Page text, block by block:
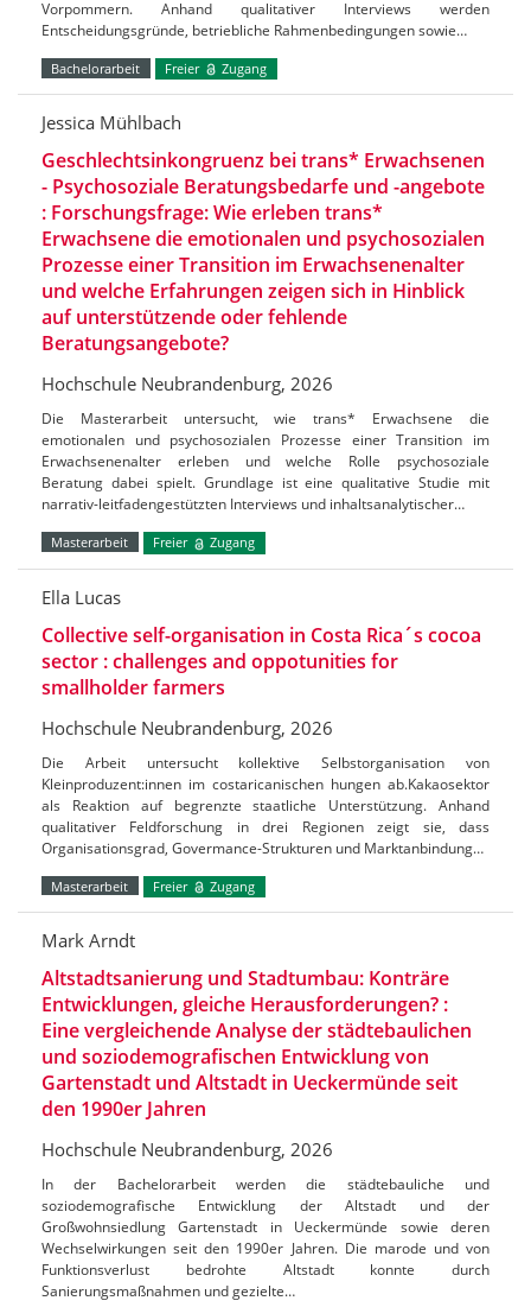
Vorpommern. Anhand qualitativer Interviews werden
Entscheidungsgründe, betriebliche Rahmenbedingungen sowie…
Bachelorarbeit Freier Zugang
Jessica Mühlbach
Geschlechtsinkongruenz bei trans* Erwachsenen
- Psychosoziale Beratungsbedarfe und -angebote
: Forschungsfrage: Wie erleben trans*
Erwachsene die emotionalen und psychosozialen
Prozesse einer Transition im Erwachsenenalter
und welche Erfahrungen zeigen sich in Hinblick
auf unterstützende oder fehlende
Beratungsangebote?
Hochschule Neubrandenburg, 2026
Die Masterarbeit untersucht, wie trans* Erwachsene die
emotionalen und psychosozialen Prozesse einer Transition im
Erwachsenenalter erleben und welche Rolle psychosoziale
Beratung dabei spielt. Grundlage ist eine qualitative Studie mit
narrativ-leitfadengestützten Interviews und inhaltsanalytischer…
Masterarbeit Freier Zugang
Ella Lucas
Collective self-organisation in Costa Rica´s cocoa
sector : challenges and oppotunities for
smallholder farmers
Hochschule Neubrandenburg, 2026
Die Arbeit untersucht kollektive Selbstorganisation von
Kleinproduzent:innen im costaricanischen hungen ab.Kakaosektor
als Reaktion auf begrenzte staatliche Unterstützung. Anhand
qualitativer Feldforschung in drei Regionen zeigt sie, dass
Organisationsgrad, Govermance-Strukturen und Marktanbindung…
Masterarbeit Freier Zugang
Mark Arndt
Altstadtsanierung und Stadtumbau: Konträre
Entwicklungen, gleiche Herausforderungen? :
Eine vergleichende Analyse der städtebaulichen
und soziodemografischen Entwicklung von
Gartenstadt und Altstadt in Ueckermünde seit
den 1990er Jahren
Hochschule Neubrandenburg, 2026
In der Bachelorarbeit werden die städtebauliche und
soziodemografische Entwicklung der Altstadt und der
Großwohnsiedlung Gartenstadt in Ueckermünde sowie deren
Wechselwirkungen seit den 1990er Jahren. Die marode und von
Funktionsverlust bedrohte Altstadt konnte durch
Sanierungsmaßnahmen und gezielte…